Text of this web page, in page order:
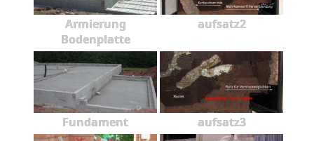
Armierung
Bodenplatte
aufsatz2
Fundament aufsatz3